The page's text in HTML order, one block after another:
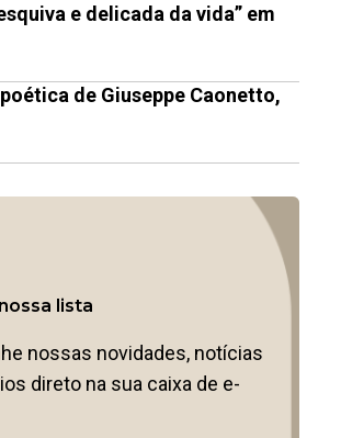
e delicada da vida” em
de Giuseppe Caonetto,
lista
nossas novidades, notícias
direto na sua caixa de e-